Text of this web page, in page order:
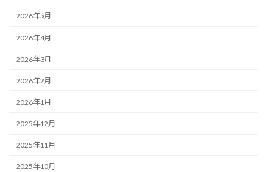
2026年5月
2026年4月
2026年3月
2026年2月
2026年1月
2025年12月
2025年11月
2025年10月